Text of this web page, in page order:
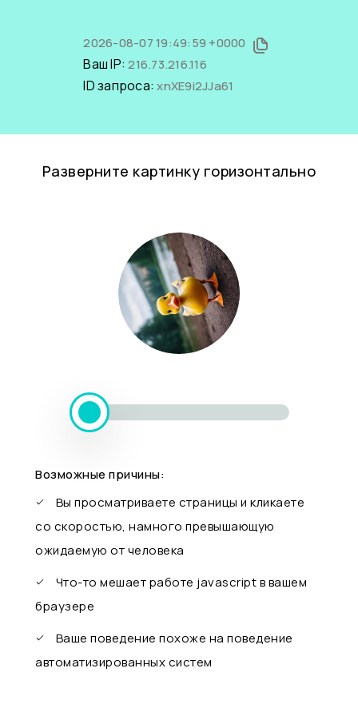
2026-08-07 19:49:59 +0000
Ваш IP:216.73.216.116
ID запроса:xnXE9i2JJa61
Разверните картинку горизонтально
Возможные причины:
Вы просматриваете страницы и кликаете
со скоростью, намного превышающую
ожидаемую от человека
Что-то мешает работе javascript в вашем
браузере
Ваше поведение похоже на поведение
автоматизированных систем